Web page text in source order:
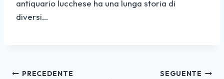
antiquario lucchese ha una lunga storia di
diversi…
PRECEDENTE SEGUENTE